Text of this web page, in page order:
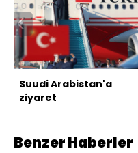
Suudi Arabistan'a
ziyaret
Benzer Haberler